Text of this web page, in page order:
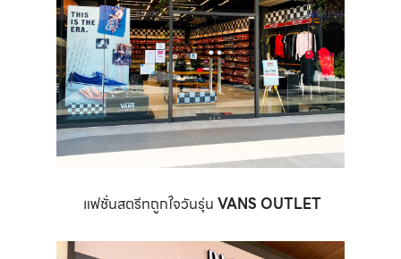
แฟชั่นสตรีทถูกใจวันรุ่น VANS OUTLET